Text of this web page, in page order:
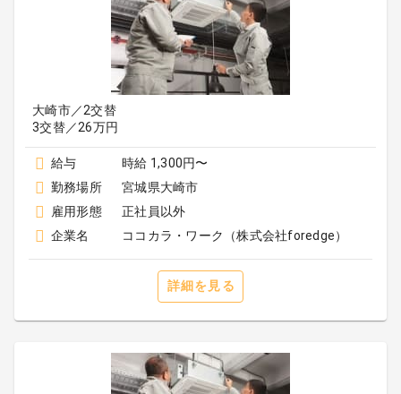
大崎市／2交替
3交替／26万円
給与
時給 1,300円〜
勤務場所
宮城県大崎市
雇用形態
正社員以外
企業名
ココカラ・ワーク（株式会社foredge）
詳細を見る